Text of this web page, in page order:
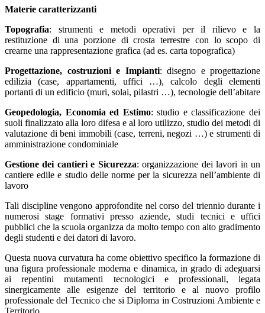
Materie caratterizzanti
Topografia: strumenti e metodi operativi per il rilievo e la
restituzione di una porzione di crosta terrestre con lo scopo di
crearne una rappresentazione grafica (ad es. carta topografica)
Progettazione, costruzioni e Impianti: disegno e progettazione
edilizia (case, appartamenti, uffici …), calcolo degli elementi
portanti di un edificio (muri, solai, pilastri …), tecnologie dell’abitare
Geopedologia, Economia ed Estimo: studio e classificazione dei
suoli finalizzato alla loro difesa e al loro utilizzo, studio dei metodi di
valutazione di beni immobili (case, terreni, negozi …) e strumenti di
amministrazione condominiale
Gestione dei cantieri e Sicurezza: organizzazione dei lavori in un
cantiere edile e studio delle norme per la sicurezza nell’ambiente di
lavoro
Tali discipline vengono approfondite nel corso del triennio durante i
numerosi stage formativi presso aziende, studi tecnici e uffici
pubblici che la scuola organizza da molto tempo con alto gradimento
degli studenti e dei datori di lavoro.
Questa nuova curvatura ha come obiettivo specifico la formazione di
una figura professionale moderna e dinamica, in grado di adeguarsi
ai repentini mutamenti tecnologici e professionali, legata
sinergicamente alle esigenze del territorio e al nuovo profilo
professionale del Tecnico che si Diploma in Costruzioni Ambiente e